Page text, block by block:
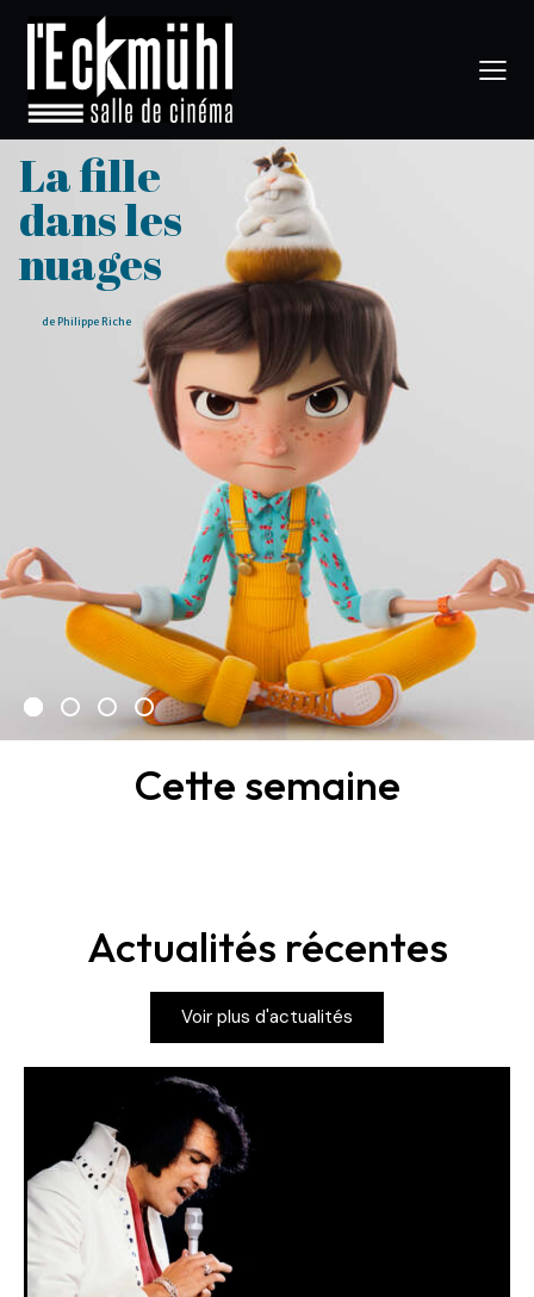
de Philippe Riche
La fille
dans les
nuages
Cette semaine
Actualités récentes
Voir plus d'actualités